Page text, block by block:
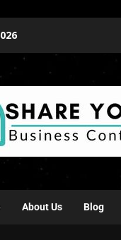
About Us Blog